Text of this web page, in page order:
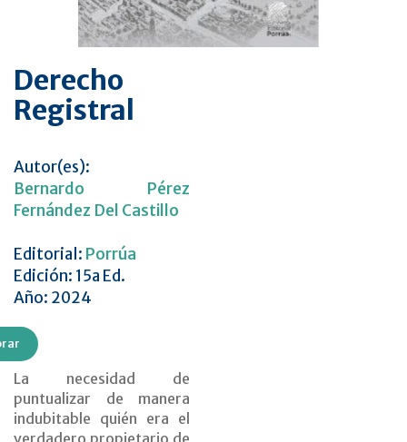
Derecho
Registral
Autor(es):
Bernardo Pérez
Fernández Del Castillo
Editorial: Porrúa
Edición: 15a Ed.
Año: 2024
La necesidad de
puntualizar de manera
indubitable quién era el